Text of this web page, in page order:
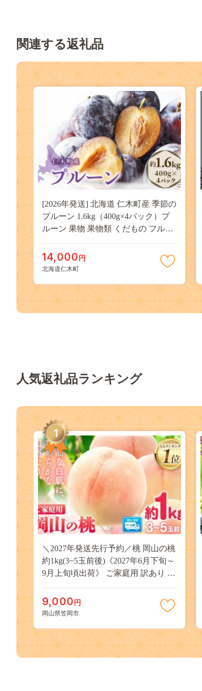
関連する返礼品
[2026年発送] 北海道 仁木町産 季節の
プルーン 1.6kg（400g×4パック）プ
ルーン 果物 果物類 くだもの フルー
14,000 円
北海道仁木町
人気返礼品ランキング
1
＼2027年発送先行予約／桃 岡山の桃
約1kg(3~5玉前後)《2027年6月下旬～
9月上旬頃出荷》 ご家庭用 訳あり 白
果物 デザート 旬 モモ もも 先行予約
送料無料 果物 岡山県 笠岡市 清水白
kasaoka_zsy_419_100---
9,000 円
岡山県笠岡市